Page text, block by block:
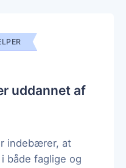
uddannet af
indebærer, at
både faglige og